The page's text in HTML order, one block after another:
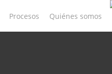
Procesos Quiénes somos